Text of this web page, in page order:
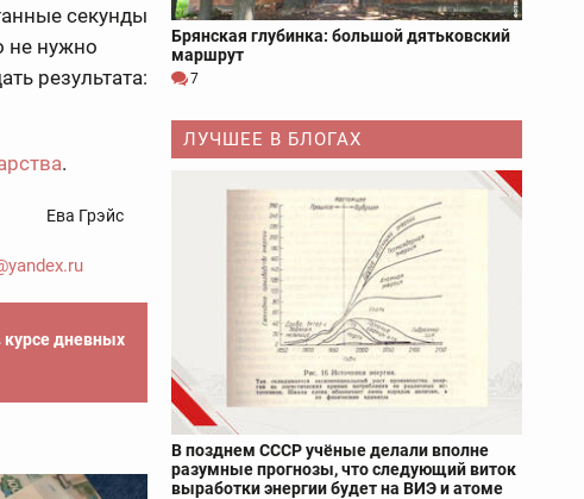
секунды
не нужно
результата:
.
Ева Грэйс
курсе дневных
Брянская глубинка: большой дятьковский
маршрут
7
ЛУЧШЕЕ В БЛОГАХ
В позднем СССР учёные делали вполне
разумные прогнозы, что следующий виток
выработки энергии будет на ВИЭ и атоме